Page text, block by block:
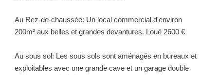
Au Rez-de-chaussée: Un local commercial d'environ
200m² aux belles et grandes devantures. Loué 2600 €
Au sous sol: Les sous sols sont aménagés en bureaux et
exploitables avec une grande cave et un garage double